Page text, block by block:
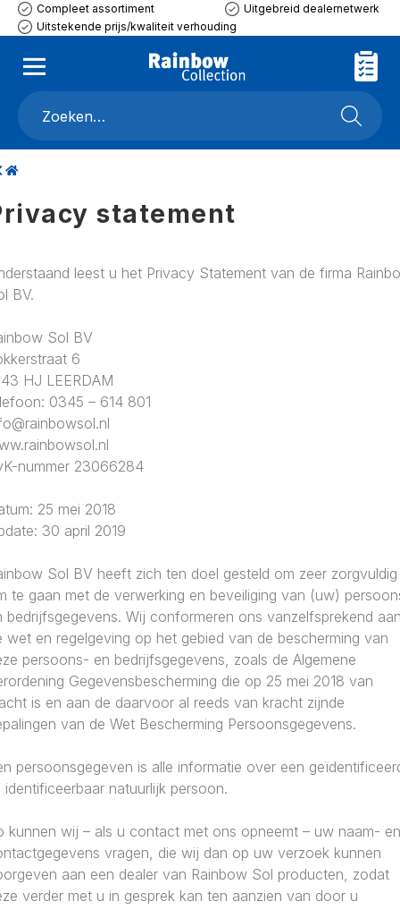
Compleet assortiment
Uitgebreid dealernetwerk
Uitstekende prijs/kwaliteit verhouding
statement
leest u het Privacy Statement van de firma
BV.
Sol BV
6
HJ LEERDAM
0345 – 614 801
nummer 23066284
25 mei 2018
30 april 2019
Sol BV heeft zich ten doel gesteld om zeer zorgvuldig
te gaan met de verwerking en beveiliging van (uw)
bedrijfsgegevens. Wij conformeren ons vanzelfsprekend
wet en regelgeving op het gebied van de bescherming van
persoons- en bedrijfsgegevens, zoals de Algemene
Gegevensbescherming die op 25 mei 2018 van
is en aan de daarvoor al reeds van kracht zijnde
van de Wet Bescherming Persoonsgegevens.
persoonsgegeven is alle informatie over een
natuurlijk persoon.
kunnen wij – als u contact met ons opneemt – uw naam- en
vragen, die wij dan op uw verzoek kunnen
aan een dealer van Rainbow Sol producten, zodat
verder met u in gesprek kan ten aanzien van door u